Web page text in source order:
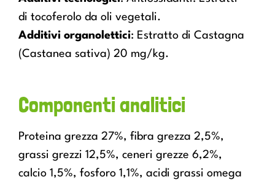
di tocoferolo da oli vegetali.
Additivi organolettici: Estratto di Castagna
(Castanea sativa) 20 mg/kg.
Componenti analitici
Proteina grezza 27%, fibra grezza 2,5%,
grassi grezzi 12,5%, ceneri grezze 6,2%,
calcio 1,5%, fosforo 1,1%, acidi grassi omega